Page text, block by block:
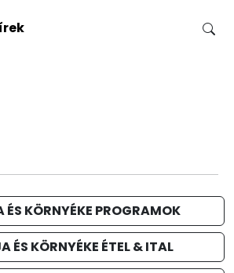
ÉS KÖRNYÉKE PROGRAMOK
ÉS KÖRNYÉKE ÉTEL & ITAL